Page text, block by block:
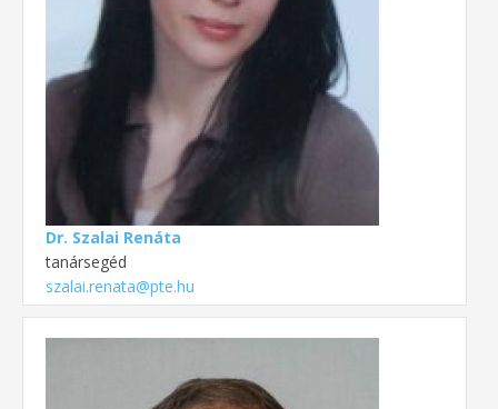
Dr. Szalai Renáta
tanársegéd
szalai.renata@pte.hu